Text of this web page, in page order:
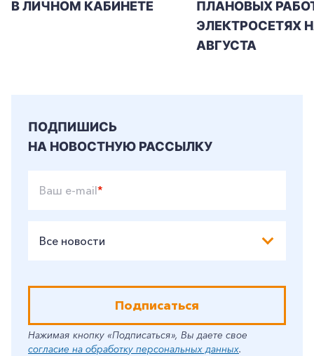
В ЛИЧНОМ КАБИНЕТЕ
ПЛАНОВЫХ
ЭЛЕКТРОСЕТЯХ
АВГУСТА
ПОДПИШИСЬ
НА НОВОСТНУЮ РАССЫЛКУ
Ваш e-mail*
Все новости
Подписаться
Нажимая кнопку «Подписаться», Вы даете свое
согласие на обработку персональных данных.